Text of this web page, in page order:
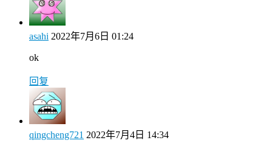
asahi 2022年7月6日 01:24
ok
回复
qingcheng721 2022年7月4日 14:34